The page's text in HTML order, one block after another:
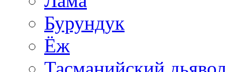
Бурундук
Ёж